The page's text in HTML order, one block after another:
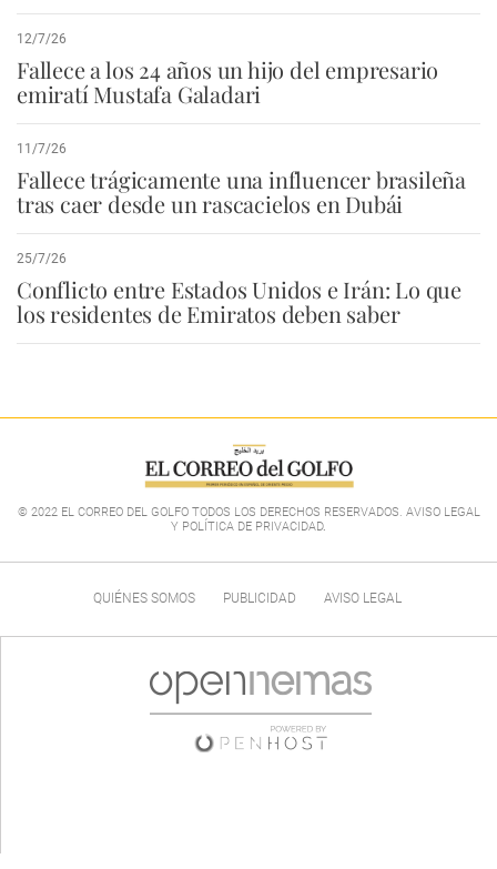
12/7/26
Fallece a los 24 años un hijo del empresario
emiratí Mustafa Galadari
11/7/26
Fallece trágicamente una influencer brasileña
tras caer desde un rascacielos en Dubái
25/7/26
Conflicto entre Estados Unidos e Irán: Lo que
los residentes de Emiratos deben saber
© 2022 EL CORREO DEL GOLFO TODOS LOS DERECHOS RESERVADOS. AVISO LEGAL
Y POLÍTICA DE PRIVACIDAD.
QUIÉNES SOMOS PUBLICIDAD AVISO LEGAL